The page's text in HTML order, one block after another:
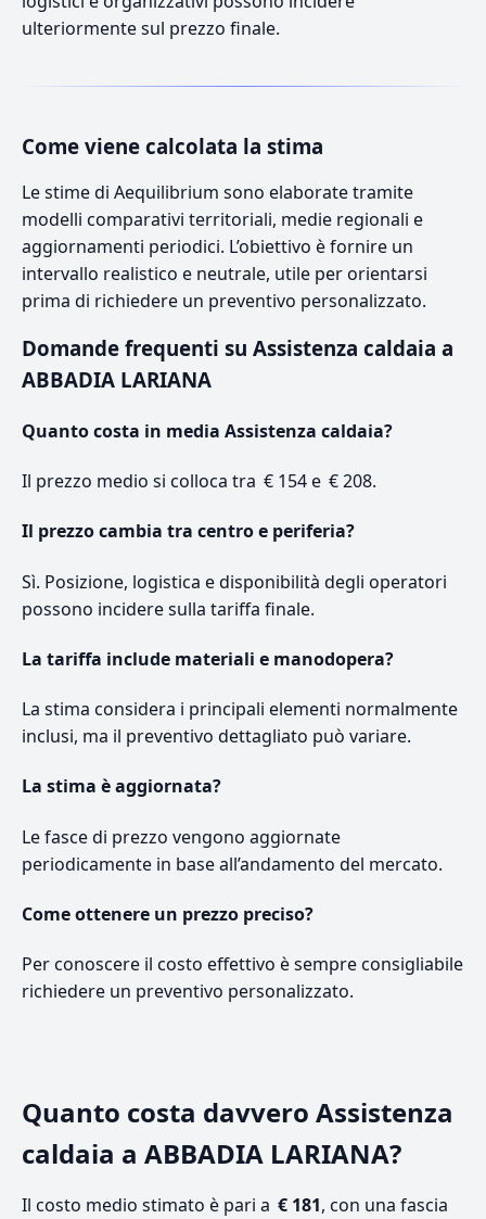
ulteriormente sul prezzo finale.
Come viene calcolata la stima
Le stime di Aequilibrium sono elaborate tramite
modelli comparativi territoriali, medie regionali e
aggiornamenti periodici. L’obiettivo è fornire un
intervallo realistico e neutrale, utile per orientarsi
prima di richiedere un preventivo personalizzato.
Domande frequenti su Assistenza caldaia a
ABBADIA LARIANA
Quanto costa in media Assistenza caldaia?
Il prezzo medio si colloca tra € 154 e € 208.
Il prezzo cambia tra centro e periferia?
Sì. Posizione, logistica e disponibilità degli operatori
possono incidere sulla tariffa finale.
La tariffa include materiali e manodopera?
La stima considera i principali elementi normalmente
inclusi, ma il preventivo dettagliato può variare.
La stima è aggiornata?
Le fasce di prezzo vengono aggiornate
periodicamente in base all’andamento del mercato.
Come ottenere un prezzo preciso?
Per conoscere il costo effettivo è sempre consigliabile
richiedere un preventivo personalizzato.
Quanto costa davvero Assistenza
caldaia a ABBADIA LARIANA?
Il costo medio stimato è pari a € 181, con una fascia